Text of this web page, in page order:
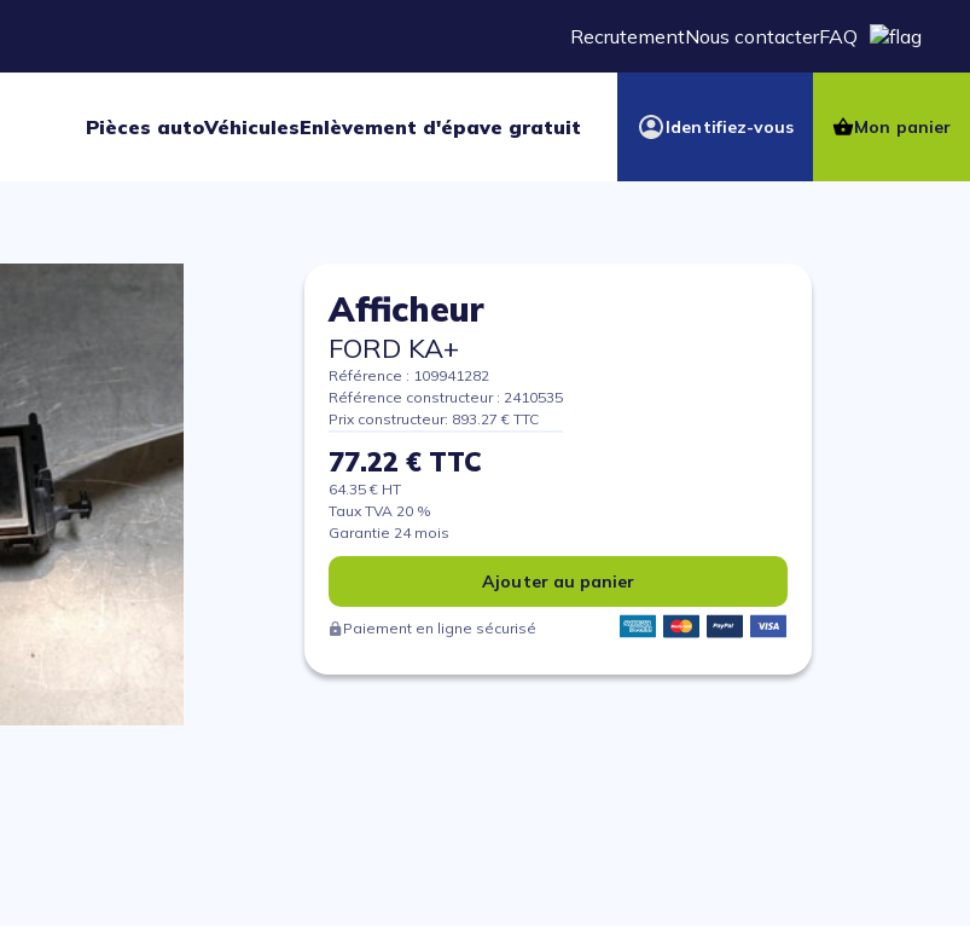
RecrutementNous contacterFAQ
Pièces autoVéhiculesEnlèvement d'épave gratuit Identifiez-vous Mon panier
Afficheur
FORD KA+
Référence : 109941282
Référence constructeur : 2410535
Prix constructeur: 893.27 € TTC
77.22 € TTC
64.35 € HT
Taux TVA 20 %
Garantie 24 mois
Ajouter au panier
Paiement en ligne sécurisé